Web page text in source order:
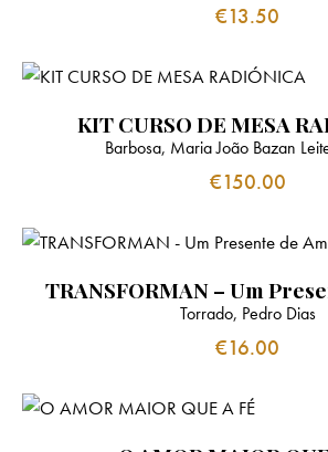
€13.50
KIT CURSO DE MESA
Barbosa, Maria João Bazan
€150.00
TRANSFORMAN – Um
Torrado, Pedro Dias
€16.00